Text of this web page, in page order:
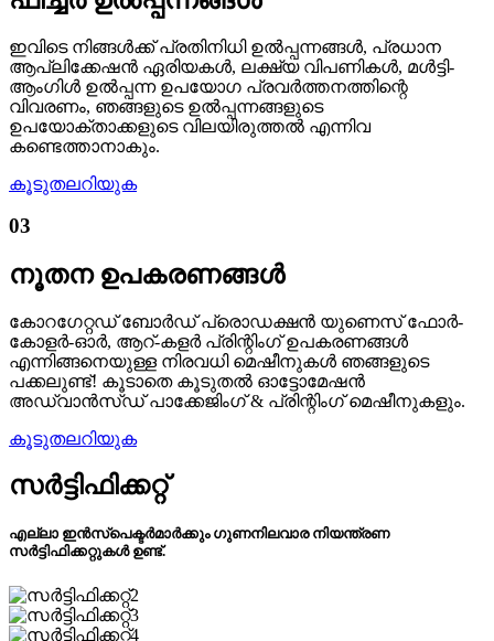
ഇവിടെ നിങ്ങൾക്ക് പ്രതിനിധി ഉൽപ്പന്നങ്ങൾ, പ്രധാന
ആപ്ലിക്കേഷൻ ഏരിയകൾ, ലക്ഷ്യ വിപണികൾ, മൾട്ടി-
ആംഗിൾ ഉൽപ്പന്ന ഉപയോഗ പ്രവർത്തനത്തിന്റെ
വിവരണം, ഞങ്ങളുടെ ഉൽപ്പന്നങ്ങളുടെ
ഉപയോക്താക്കളുടെ വിലയിരുത്തൽ എന്നിവ
കണ്ടെത്താനാകും.
കൂടുതലറിയുക
03
നൂതന ഉപകരണങ്ങൾ
കോറഗേറ്റഡ് ബോർഡ് പ്രൊഡക്ഷൻ യുണെസ് ഫോർ-
കോളർ-ഓർ, ആറ്-കളർ പ്രിന്റിംഗ് ഉപകരണങ്ങൾ
എന്നിങ്ങനെയുള്ള നിരവധി മെഷീനുകൾ ഞങ്ങളുടെ
പക്കലുണ്ട്! കൂടാതെ കൂടുതൽ ഓട്ടോമേഷൻ
അഡ്വാൻസ്ഡ് പാക്കേജിംഗ് & പ്രിന്റിംഗ് മെഷീനുകളും.
കൂടുതലറിയുക
സർട്ടിഫിക്കറ്റ്
എല്ലാ ഇൻസ്പെക്ടർമാർക്കും ഗുണനിലവാര നിയന്ത്രണ
സർട്ടിഫിക്കറ്റുകൾ ഉണ്ട്.